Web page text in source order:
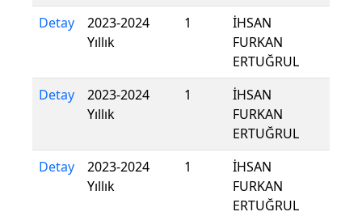
Detay
2023-2024
Yıllık
1
İHSAN
FURKAN
ERTUĞRUL
Detay
2023-2024
Yıllık
1
İHSAN
FURKAN
ERTUĞRUL
Detay
2023-2024
Yıllık
1
İHSAN
FURKAN
ERTUĞRUL